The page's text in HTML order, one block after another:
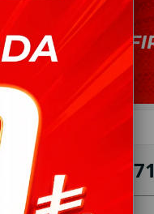
- SSE2657-71